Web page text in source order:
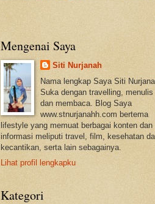
Mengenai Saya
Siti Nurjanah
Nama lengkap Saya Siti
Suka dengan travelling, menulis
dan membaca. Blog Saya
www.stnurjanahh.com bertema
lifestyle yang memuat berbagai konten dan
informasi meliputi travel, film, kesehatan
kecantikan, serta lain sebagainya.
Lihat profil lengkapku
Kategori